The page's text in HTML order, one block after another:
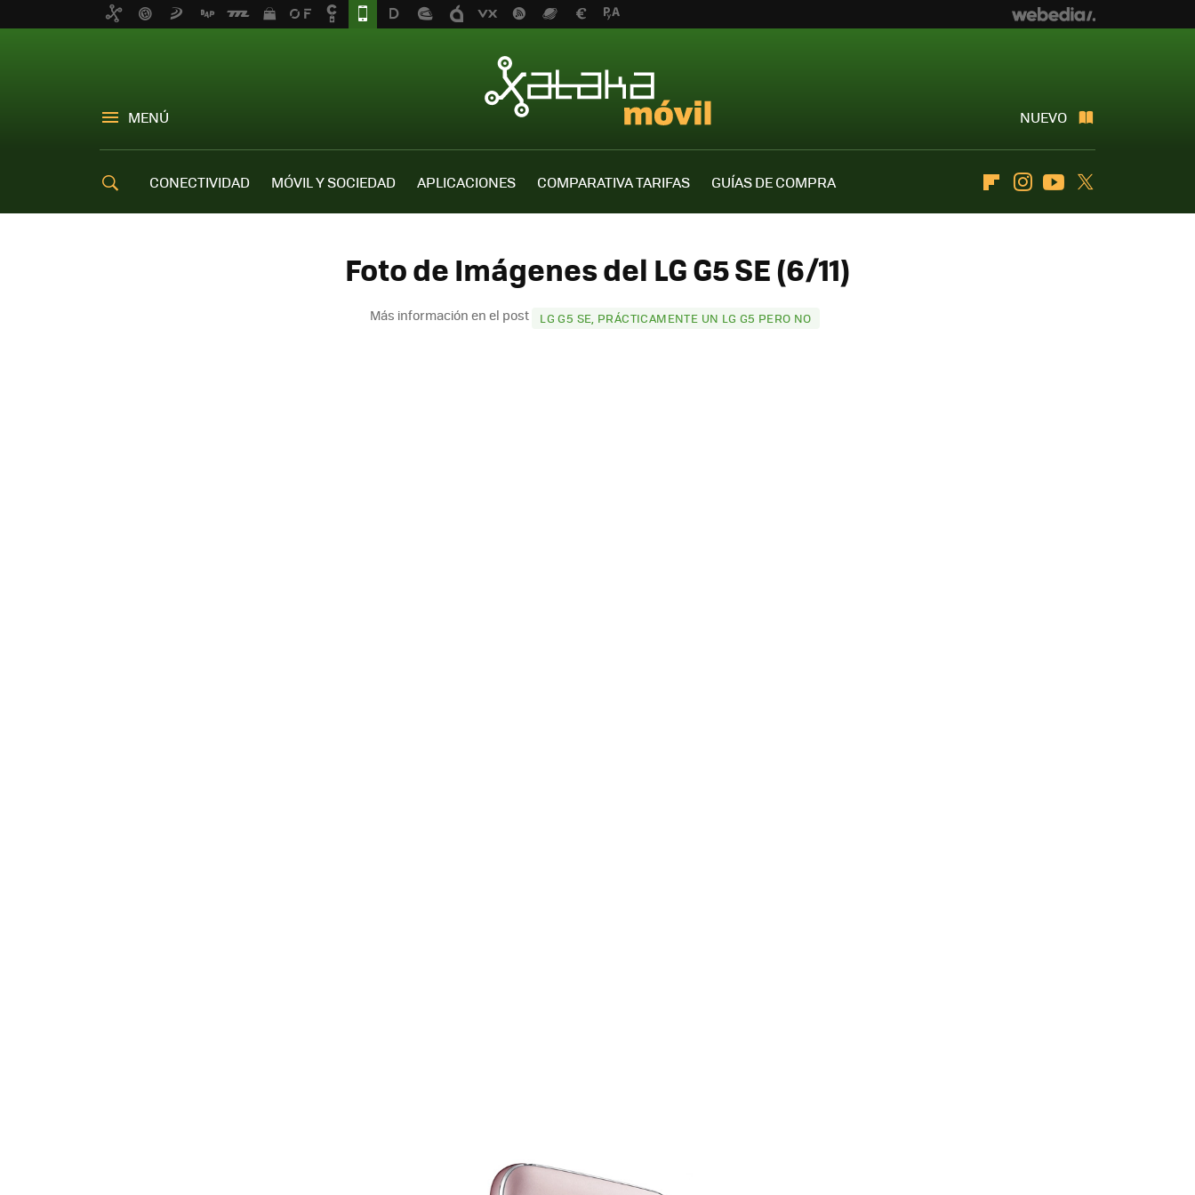
MENÚ NUEVO
CONECTIVIDAD MÓVIL Y SOCIEDAD APLICACIONES COMPARATIVA TARIFAS
GUÍAS DE COMPRA
FlipboardInstagramYoutube
Foto de Imágenes del LG G5 SE (6/11)
Más información en el post LG G5 SE, PRÁCTICAMENTE UN LG G5 PERO NO